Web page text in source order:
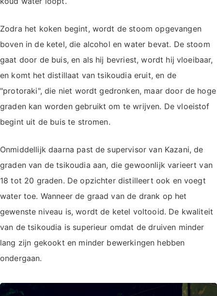
Zodra het koken begint, wordt de stoom opgevangen
boven in de ketel, die alcohol en water bevat. De stoom
gaat door de buis, en als hij bevriest, wordt hij vloeibaar,
en komt het distillaat van tsikoudia eruit, en de
"protoraki", die niet wordt gedronken, maar door de hoge
graden kan worden gebruikt om te wrijven. De vloeistof
begint uit de buis te stromen.
Onmiddellijk daarna past de supervisor van Kazani, de
graden van de tsikoudia aan, die gewoonlijk varieert van
18 tot 20 graden. De opzichter distilleert ook en voegt
water toe. Wanneer de graad van de drank op het
gewenste niveau is, wordt de ketel voltooid. De kwaliteit
van de tsikoudia is superieur omdat de druiven minder
lang zijn gekookt en minder bewerkingen hebben
ondergaan.